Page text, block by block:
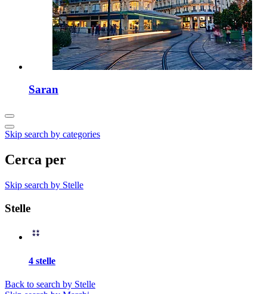
Saran
Skip search by categories
Cerca per
Skip search by Stelle
Stelle
4 stelle
Back to search by Stelle